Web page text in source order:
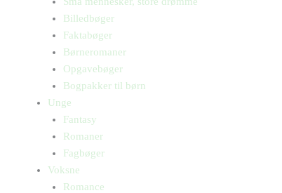
Billedbøger
Faktabøger
Børneromaner
Opgavebøger
Bogpakker til børn
Unge
Fantasy
Romaner
Fagbøger
Voksne
Romance